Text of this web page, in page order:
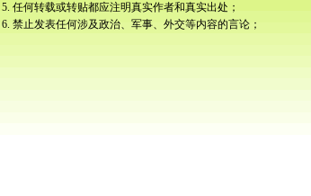
5. 任何转载或转贴都应注明真实作者和真实出处；
6. 禁止发表任何涉及政治、军事、外交等内容的言论；